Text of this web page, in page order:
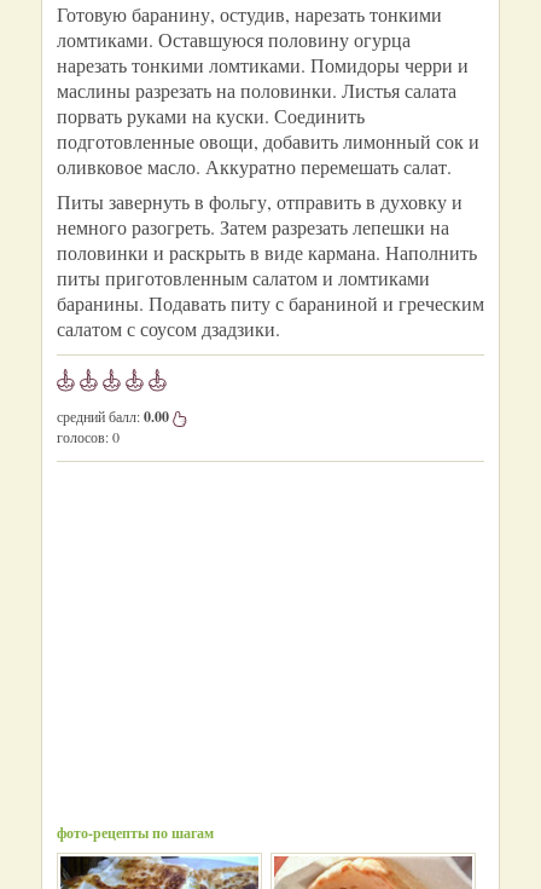
Готовую баранину, остудив, нарезать тонкими
ломтиками. Оставшуюся половину огурца
нарезать тонкими ломтиками. Помидоры черри и
маслины разрезать на половинки. Листья салата
порвать руками на куски. Соединить
подготовленные овощи, добавить лимонный сок и
оливковое масло. Аккуратно перемешать салат.
Питы завернуть в фольгу, отправить в духовку и
немного разогреть. Затем разрезать лепешки на
половинки и раскрыть в виде кармана. Наполнить
питы приготовленным салатом и ломтиками
баранины. Подавать питу с бараниной и греческим
салатом с соусом дзадзики.
средний балл:0.00
голосов:0
фото-рецепты по шагам